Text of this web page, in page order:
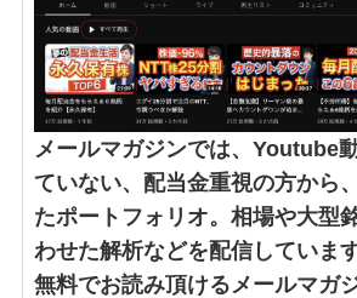
メールマガジンでは、Youtube
ていない、配当金重視の方か
たポートフォリオ。相場や大型
わせた解析などを配信しています
無料でお読み頂けるメールマガ